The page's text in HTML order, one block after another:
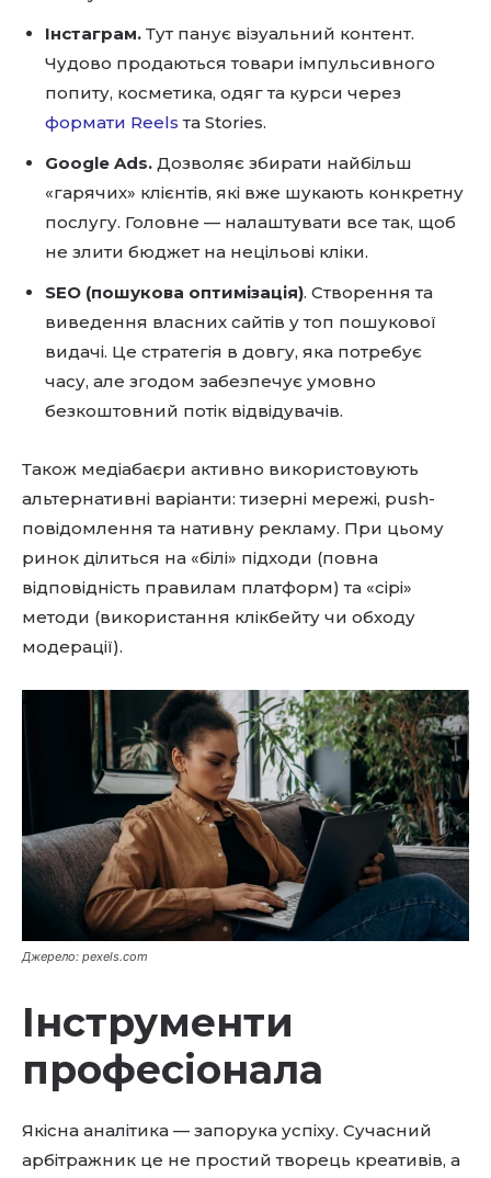
Інстаграм. Тут панує візуальний контент.
Чудово продаються товари імпульсивного
попиту, косметика, одяг та курси через
формати Reels та Stories.
Google Ads. Дозволяє збирати найбільш
«гарячих» клієнтів, які вже шукають конкретну
послугу. Головне — налаштувати все так, щоб
не злити бюджет на нецільові кліки.
SEO (пошукова оптимізація). Створення та
виведення власних сайтів у топ пошукової
видачі. Це стратегія в довгу, яка потребує
часу, але згодом забезпечує умовно
безкоштовний потік відвідувачів.
Також медіабаєри активно використовують
альтернативні варіанти: тизерні мережі, push-
повідомлення та нативну рекламу. При цьому
ринок ділиться на «білі» підходи (повна
відповідність правилам платформ) та «сірі»
методи (використання клікбейту чи обходу
модерації).
Джерело: pexels.com
Інструменти
професіонала
Якісна аналітика — запорука успіху. Сучасний
арбітражник це не простий творець креативів, а